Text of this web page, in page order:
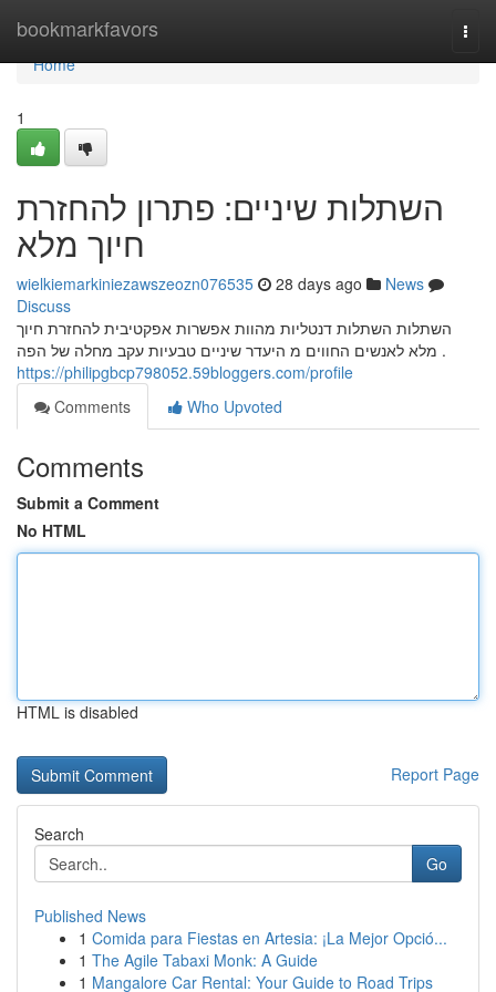
bookmarkfavors
Home
Home
1
השתלות שיניים: פתרון להחזרת
חיוך מלא
wielkiemarkiniezawszeozn076535 28 days ago
News
Discuss
השתלות השתלות דנטליות מהוות אפשרות אפקטיבית להחזרת חיוך
מלא לאנשים החווים מ היעדר שיניים טבעיות עקב מחלה של הפה .
https://philipgbcp798052.59bloggers.com/profile
Comments
Who Upvoted
Comments
Submit a Comment
No HTML
HTML is disabled
Report Page
Search
Go
Published News
1 Comida para Fiestas en Artesia: ¡La Mejor Opció...
1 The Agile Tabaxi Monk: A Guide
1 Mangalore Car Rental: Your Guide to Road Trips